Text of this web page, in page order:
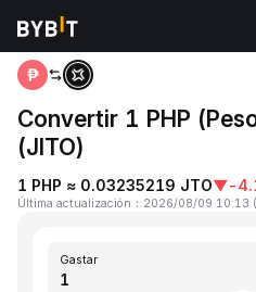
Inicio PHP to JTO
Convertir 1 PHP
(JITO)
1 PHP ≈ 0.03235219 JTO▼-
Última actualización ： 2026/08/09 10:13 (
Gastar